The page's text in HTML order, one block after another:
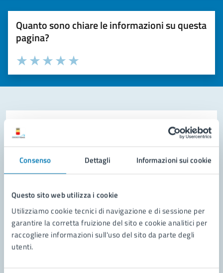
Consenso Dettagli Informazioni sui cookie
Questo sito web utilizza i cookie
Utilizziamo cookie tecnici di navigazione e di sessione per
garantire la corretta fruizione del sito e cookie analitici per
raccogliere informazioni sull'uso del sito da parte degli
utenti.
Quanto sono chiare le informazioni su questa
pagina?
Valuta la chiarezza delle informazioni (da 1 a 5 stelle)
Seleziona il numero di stelle per valutare la chiarezza delle
Valuta 5 stelle su 5
Valuta 4 stelle su 5
Valuta 3 stelle su 5
Valuta 2 stelle su 5
Valuta 1 stelle su 5
Contatta il comune
Prenota appuntamento
Problemi in città
Segnala disservizio